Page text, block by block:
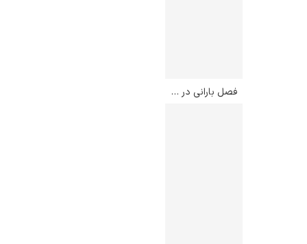
فصل بارانی در مناطق استوایی – فردریک ادوین چرچ